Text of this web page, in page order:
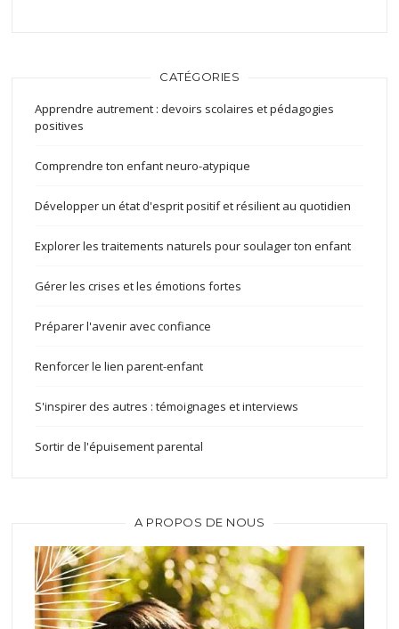
CATÉGORIES
Apprendre autrement : devoirs scolaires et pédagogies
positives
Comprendre ton enfant neuro-atypique
Développer un état d'esprit positif et résilient au quotidien
Explorer les traitements naturels pour soulager ton enfant
Gérer les crises et les émotions fortes
Préparer l'avenir avec confiance
Renforcer le lien parent-enfant
S'inspirer des autres : témoignages et interviews
Sortir de l'épuisement parental
A PROPOS DE NOUS